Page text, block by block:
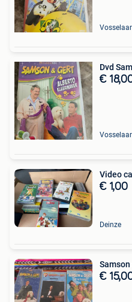
Vosselaar
Dvd
€
Vosselaar
Video
€ 1,00
Deinze
€